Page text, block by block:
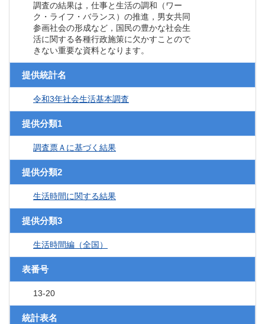
調査の結果は，仕事と生活の調和（ワー
ク・ライフ・バランス）の推進，男女共同
参画社会の形成など，国民の豊かな社会生
活に関する各種行政施策に欠かすことので
きない重要な資料となります。
提供統計名
令和3年社会生活基本調査
提供分類1
調査票Ａに基づく結果
提供分類2
生活時間に関する結果
提供分類3
生活時間編（全国）
表番号
13-20
統計表名